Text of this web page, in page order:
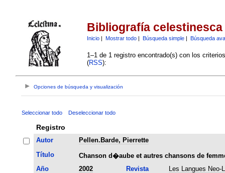
Bibliografía celestinesca
Inicio| Mostrar todo| Búsqueda simple| Búsqueda
1–1 de 1 registro encontrado(s) con los
(RSS):
Opciones de búsqueda y visualización
Seleccionar todo Deseleccionar todo
Registro
Autor
Pellen.Barde, Pierrette
Título
Chanson d�aube et autres chansons de
Año
2002 Revista
Les Langues Neo-